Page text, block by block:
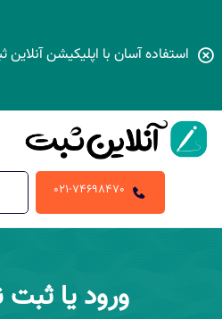
استفاده آسان با اپلیکیشن آنلاین
021-74698470
ورود یا ثبت